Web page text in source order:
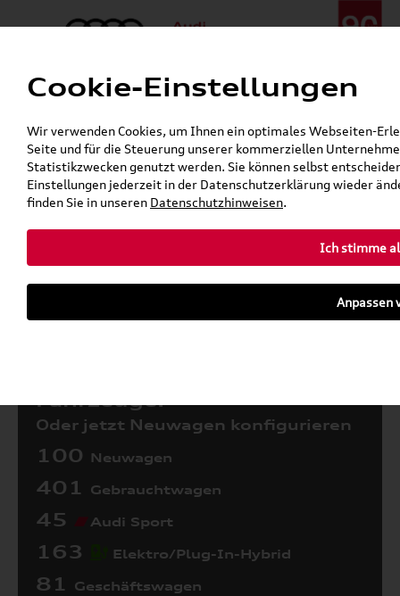
Menü
24h-Pannenhilfe:+49 (0)171 / 870 72 87
Öffnet in 9 Stunden, 44 Minuten
Verkauf:Mo. - Fr. 08:00 - 19:00 Uhr Sa. 09:00 - 13:00 Uhr
Service:Mo. - Fr. 06:00 - 20:00 Uhr Sa. 08:00 - 13:00 Uhr
Zurück zur Startseite
Fahrzeuge:
Oder jetzt Neuwagen konfigurieren
100 Neuwagen
401 Gebrauchtwagen
45 Audi Sport
163 Elektro/Plug-In-Hybrid
81 Geschäftswagen
Cookie-Einstellungen
Wir verwenden Cookies, um Ihnen ein optimales Webseiten-
Seite und für die Steuerung unserer kommerziellen
Statistikzwecken genutzt werden. Sie können selbst
Einstellungen jederzeit in der Datenschutzerklärung wieder
finden Sie in unseren Datenschutzhinweisen.
Ich stimme
Anpassen